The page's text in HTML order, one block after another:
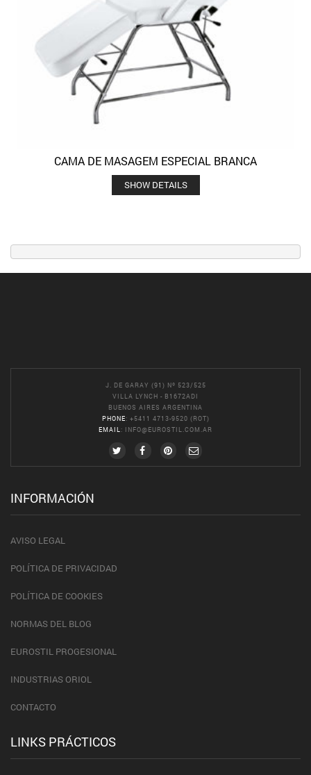
CAMA DE MASAGEM ESPECIAL BRANCA
SHOW DETAILS
J. DE GARAY (91) Nº 523/525
VILLA LYNCH - B1672ADI
BUENOS AIRES ARGENTINA
PHONE: +5411 4713-9520 (ROT)
EMAIL : INFO@EUROSTIL.COM.AR
INFORMACIÓN
AVISO LEGAL
POLÍTICA DE PRIVACIDAD
POLÍTICA DE COOKIES
NORMAS DEL BLOG
EUROSTIL PROGESIONAL
INDUSTRIAS ORIOL
CONTACTO
LINKS PRÁCTICOS